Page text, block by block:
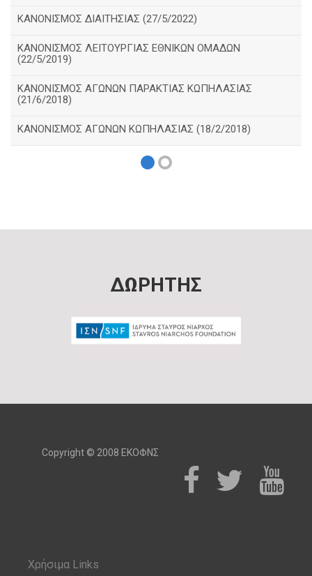
ΚΑΝΟΝΙΣΜΟΣ ΔΙΑΙΤΗΣΙΑΣ (27/5/2022)
ΚΑΝΟΝΙΣΜΟΣ ΛΕΙΤΟΥΡΓΙΑΣ ΕΘΝΙΚΩΝ ΟΜΑΔΩΝ
(22/5/2019)
ΚΑΝΟΝΙΣΜΟΣ ΑΓΩΝΩΝ ΠΑΡΑΚΤΙΑΣ ΚΩΠΗΛΑΣΙΑΣ
(21/6/2018)
ΚΑΝΟΝΙΣΜΟΣ ΑΓΩΝΩΝ ΚΩΠΗΛΑΣΙΑΣ (18/2/2018)
ΔΩΡΗΤΗΣ
Copyright © 2008 ΕΚΟΦΝΣ
Χρήσιμα Links